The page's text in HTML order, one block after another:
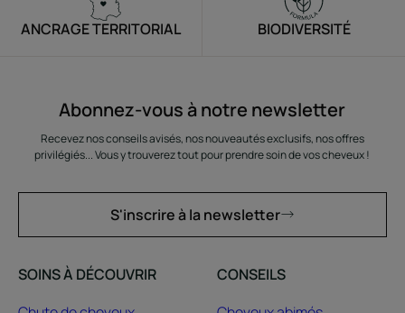
ANCRAGE TERRITORIAL BIODIVERSITÉ
Abonnez-vous à notre newsletter
Recevez nos conseils avisés, nos nouveautés exclusifs, nos offres
privilégiés... Vous y trouverez tout pour prendre soin de vos cheveux !
S'inscrire à la newsletter
SOINS À DÉCOUVRIR
CONSEILS